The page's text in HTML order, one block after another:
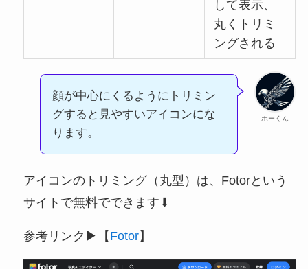
して表示、
丸くトリミ
ングされる
ホーくん
顔が中心にくるようにトリミン
グすると見やすいアイコンにな
ります。
アイコンのトリミング（丸型）は、Fotorという
サイトで無料でできます⬇︎
参考リンク▶︎【 Fotor】